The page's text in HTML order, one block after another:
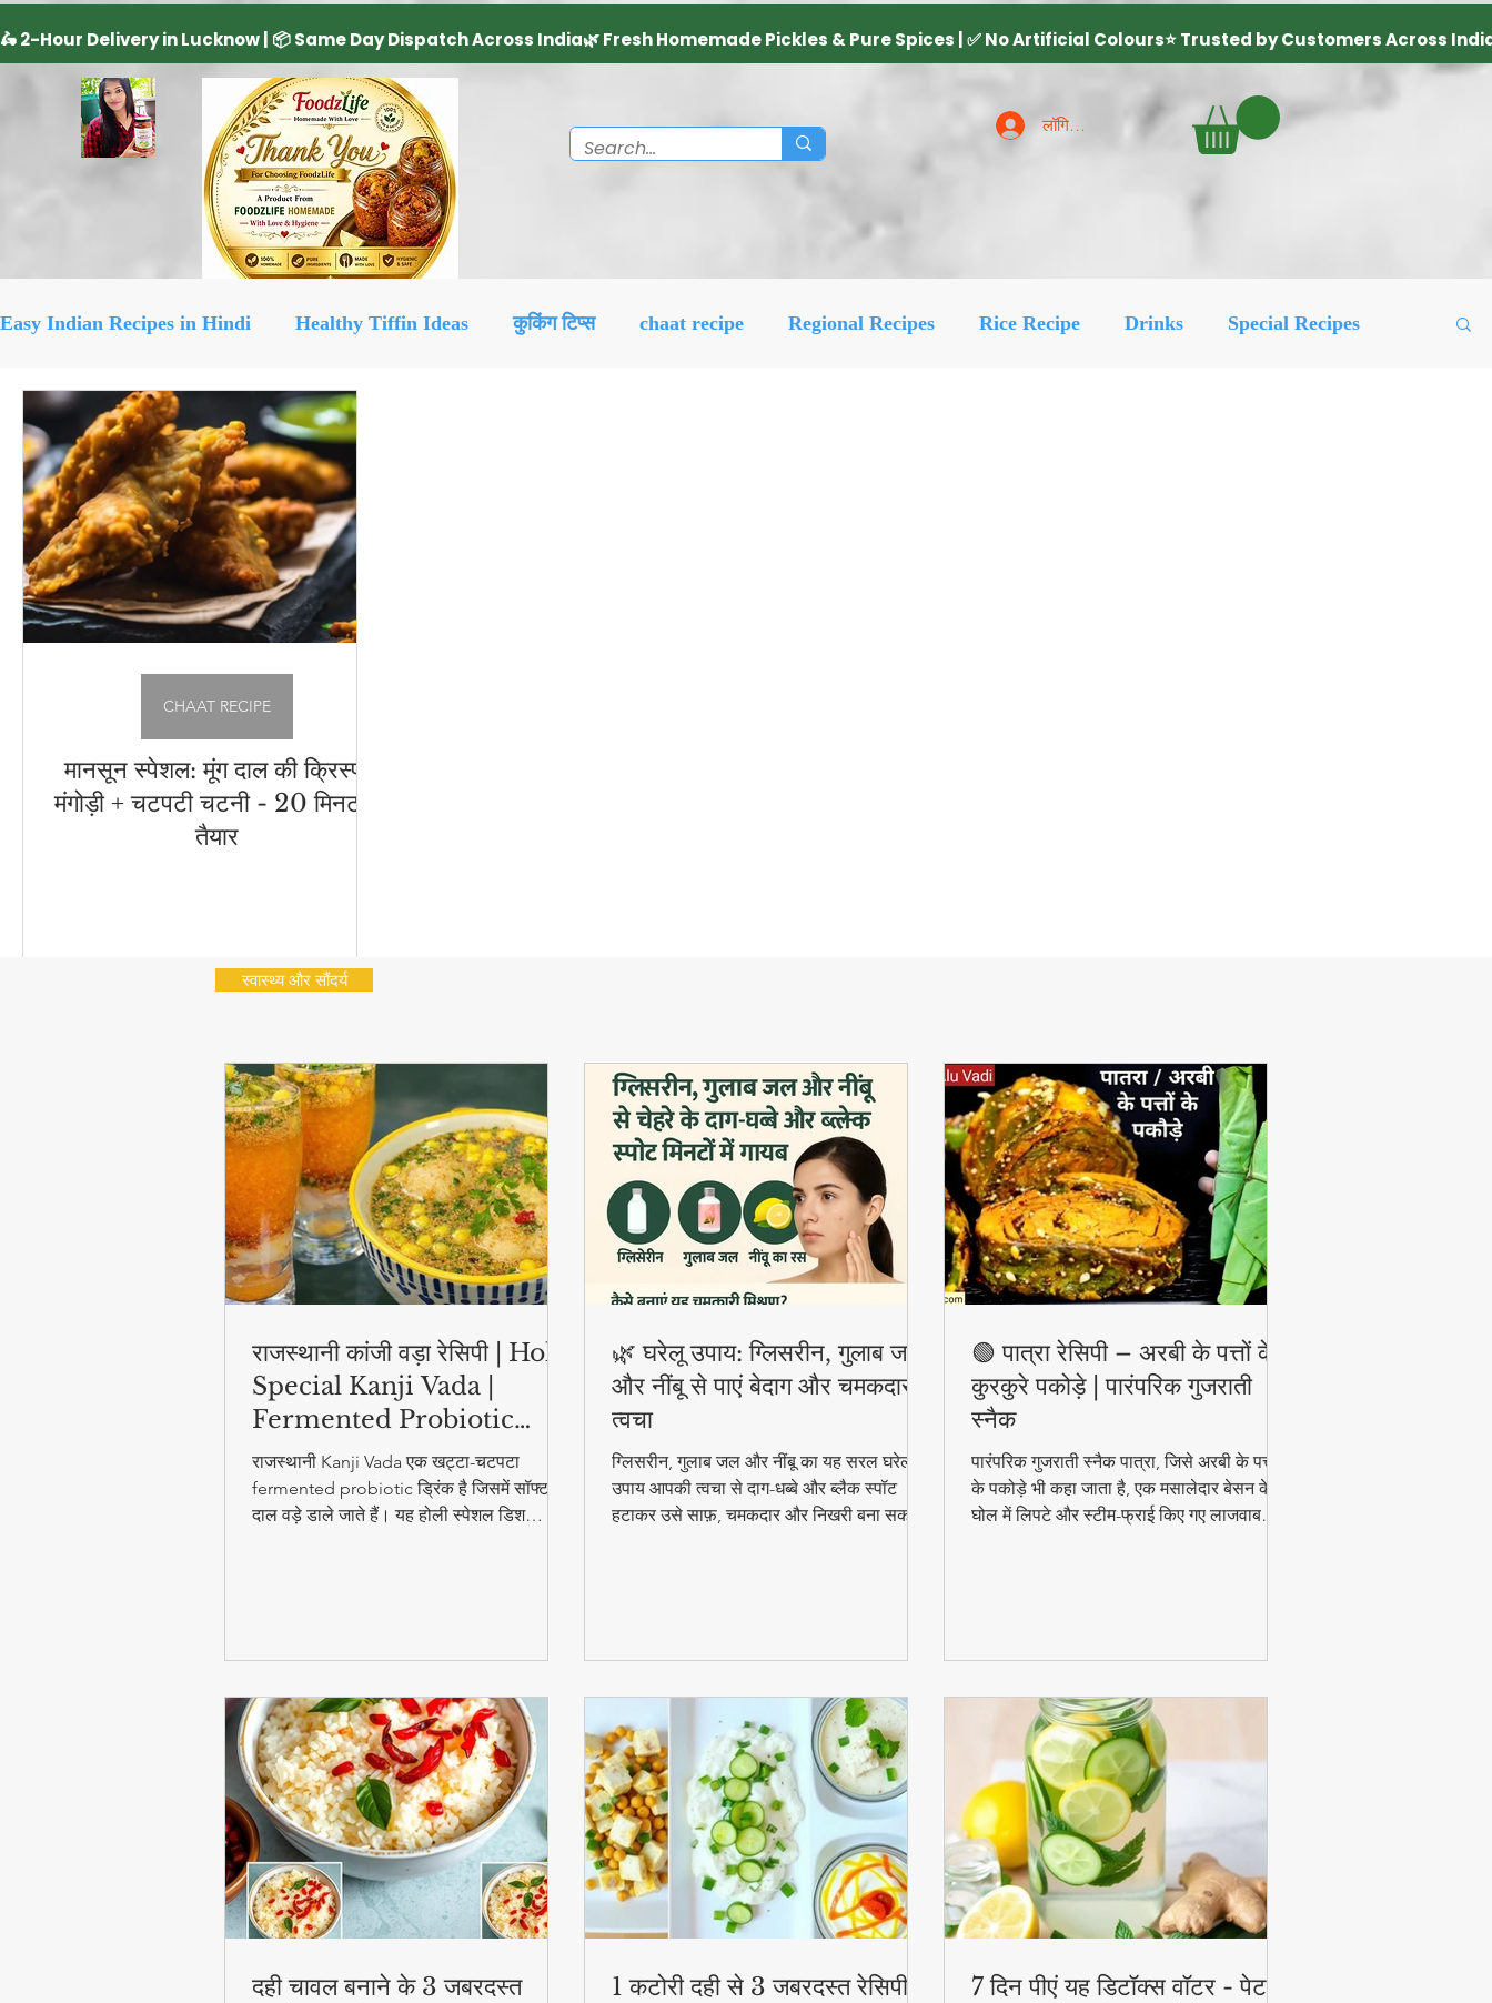
लॉगिन करें
Easy Indian Recipes in Hindi Healthy Tiffin Ideas कुकिंग टिप्स chaat recipe Regional Recipes Rice Recipe Drinks Special Recipes
Dairy Product cake recipe सिरका रेसिपीज
अचार - चटनी Cleaning Hacks
भारतीय नाश्ते (Indian Snacks) आम का अचार
Flatbread Recipes स्वास्थ्य और सौंदर्य
मानसून स्पेशल: मूंग दाल की क्रिस्पी
मंगोड़ी + चटपटी चटनी - 20 मिनट में
तैयार
CHAAT RECIPE
View More
स्वास्थ्य और सौंदर्य
राजस्थानी कांजी वड़ा रेसिपी | Holi
Special Kanji Vada |
Fermented Probiotic
Drink
राजस्थानी Kanji Vada एक खट्टा-चटपटा
fermented probiotic ड्रिंक है जिसमें सॉफ्ट
दाल वड़े डाले जाते हैं। यह होली स्पेशल डिश
🌿 घरेलू उपाय: ग्लिसरीन, गुलाब जल
और नींबू से पाएं बेदाग और चमकदार
त्वचा
ग्लिसरीन, गुलाब जल और नींबू का यह सरल घरेलू
उपाय आपकी त्वचा से दाग-धब्बे और ब्लैक स्पॉट
हटाकर उसे साफ़, चमकदार और निखरी बना सकता
🟢 पात्रा रेसिपी – अरबी के पत्तों के
कुरकुरे पकोड़े | पारंपरिक गुजराती
स्नैक
पारंपरिक गुजराती स्नैक पात्रा, जिसे अरबी के पत्तों
के पकोड़े भी कहा जाता है, एक मसालेदार बेसन के
घोल में लिपटे और स्टीम-फ्राई किए गए लाजवाब
दही चावल बनाने के 3 जबरदस्त
1 कटोरी दही से 3 जबरदस्त रेसिपी –
7 दिन पीएं यह डिटॉक्स वॉटर - पेट